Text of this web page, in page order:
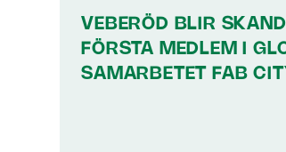
VEBERÖD BLIR
FÖRSTA MEDLEM I
SAMARBETET FAB